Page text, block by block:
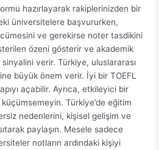
hazırlayarak rakiplerinizden bir
üniversitelere başvururken,
ve gerekirse noter tasdikini
özeni gösterir ve akademik
verir. Türkiye, uluslararası
büyük önem verir. İyi bir TOEFL
açabilir. Ayrıca, etkileyici bir
Türkiye’de eğitim
nedenlerini, kişisel gelişim ve
paylaşın. Mesele sadece
notların ardındaki kişiyi